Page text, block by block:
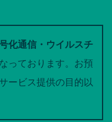
化通信・ウイルスチ
っております。お預
ービス提供の目的以